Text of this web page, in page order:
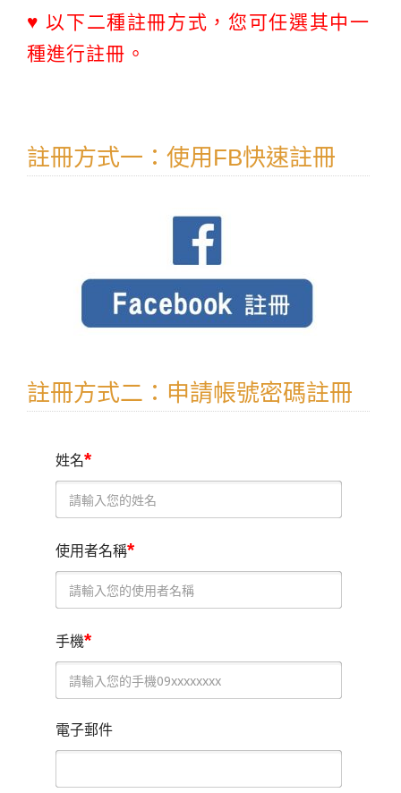
♥ 以下二種註冊方式，您可任選其中一
種進行註冊。
註冊方式一：使用FB快速註冊
註冊方式二：申請帳號密碼註冊
姓名*
使用者名稱*
手機*
電子郵件